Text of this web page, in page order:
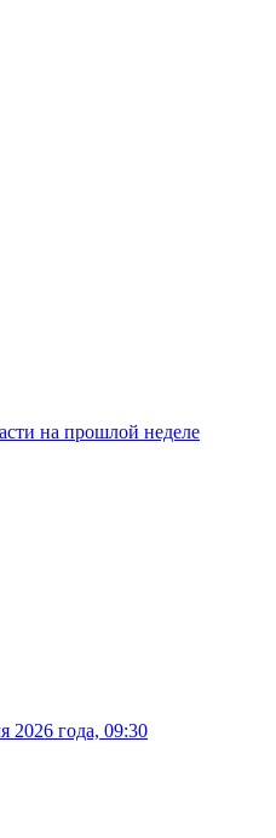
на прошлой неделе
2026 года, 09:30